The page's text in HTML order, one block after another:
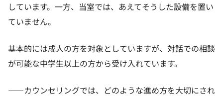
しています。一方、当室では、あえてそうした設備を置い
ていません。
基本的には成人の方を対象としていますが、対話での相談
が可能な中学生以上の方から受け入れています。
——カウンセリングでは、どのような進め方を大切にされ